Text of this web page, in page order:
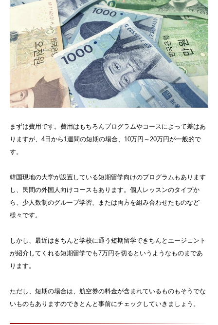
まずは費用です。費用はもちろんプログラムやコースによって差はあ
りますが、4日から1週間の短期の場合、10万円～20万円が一般的で
す。
韓国現地の大学が設置している短期留学向けのプログラムもあります
し、民間の外国人向けコースもあります。個人レッスンのタイプか
ら、少人数制のグループ学習、または両方を組み合わせたものなど
様々です。
しかし、最近はきちんと学校に通う短期留学できちんとエージェント
が紹介してくれる短期留学でも7万円を切るというようなものまであ
ります。
ただし、短期の場合は、航空券の料金が含まれているものもそうでな
いものもありますのできとんと事前にチェックしていきましょう。